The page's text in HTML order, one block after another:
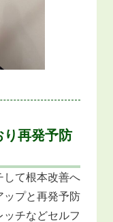
り再発予防
して根本改善へ
ップと再発予防
チなどセルフ